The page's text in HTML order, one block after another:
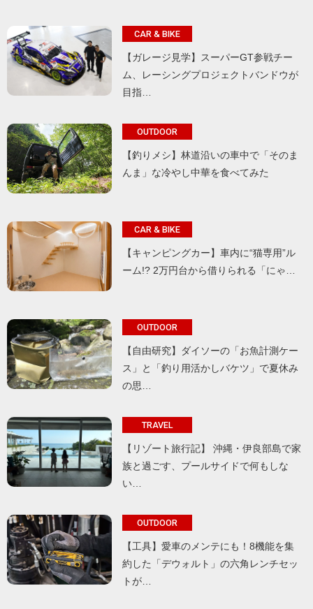
CAR & BIKE
【ガレージ見学】スーパーGT参戦チー
ム、レーシングプロジェクトバンドウが
目指…
OUTDOOR
【釣りメシ】林道沿いの車中で「そのま
んま」な冷やし中華を食べてみた
CAR & BIKE
【キャンピングカー】車内に“猫専用”ル
ーム!? 2万円台から借りられる「にゃ…
OUTDOOR
【自由研究】ダイソーの「お魚計測ケー
ス」と「釣り用活かしバケツ」で夏休み
の思…
TRAVEL
【リゾート旅行記】 沖縄・伊良部島で家
族と過ごす、プールサイドで何もしな
い…
OUTDOOR
【工具】愛車のメンテにも！8機能を集
約した「デウォルト」の六角レンチセッ
トが…